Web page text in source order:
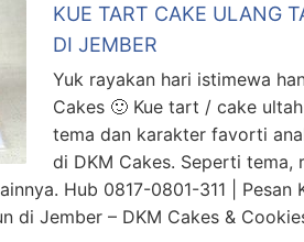
KUE TART CAKE ULANG
DI JEMBER
Yuk rayakan hari istimewa
Cakes 🙂 Kue tart / cake
tema dan karakter favorti
di DKM Cakes. Seperti tema,
Hub 0817-0801-311 | Pesan
di Jember – DKM Cakes &